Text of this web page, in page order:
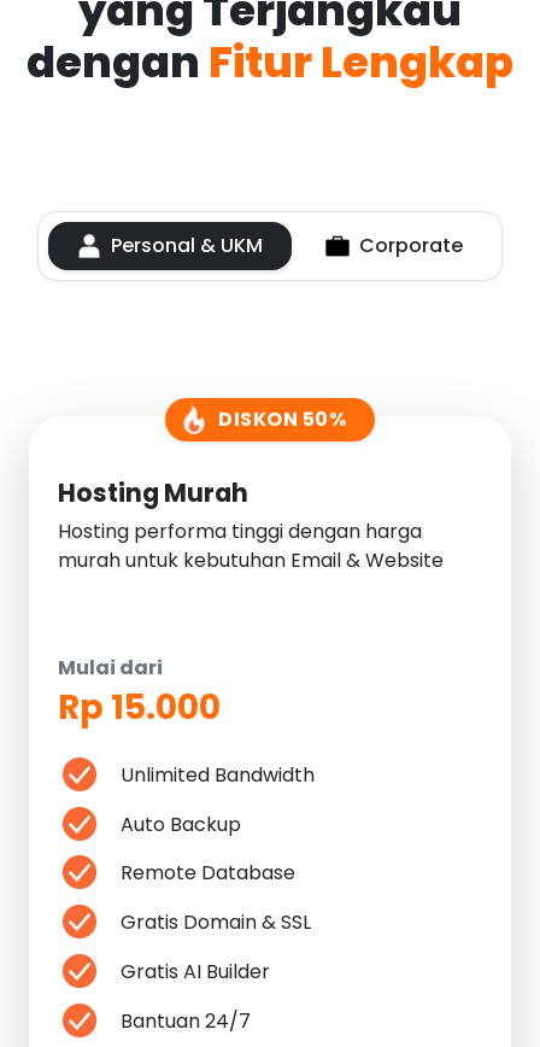
dengan Fitur Lengkap
Personal & UKM Corporate
DISKON 50%
Hosting Murah
Hosting performa tinggi dengan harga
murah untuk kebutuhan Email & Website
Mulai dari
Rp 15.000
Unlimited Bandwidth
Auto Backup
Remote Database
Gratis Domain & SSL
Gratis AI Builder
Bantuan 24/7